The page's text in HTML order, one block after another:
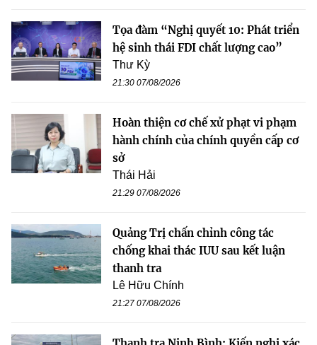
Tọa đàm “Nghị quyết 10: Phát triển
hệ sinh thái FDI chất lượng cao”
Thư Kỳ
21:30 07/08/2026
Hoàn thiện cơ chế xử phạt vi phạm
hành chính của chính quyền cấp cơ
sở
Thái Hải
21:29 07/08/2026
Quảng Trị chấn chỉnh công tác
chống khai thác IUU sau kết luận
thanh tra
Lê Hữu Chính
21:27 07/08/2026